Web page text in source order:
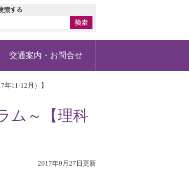
交通案内・お問合せ
11-12月）】
ム～【理科
2017年9月27日更新